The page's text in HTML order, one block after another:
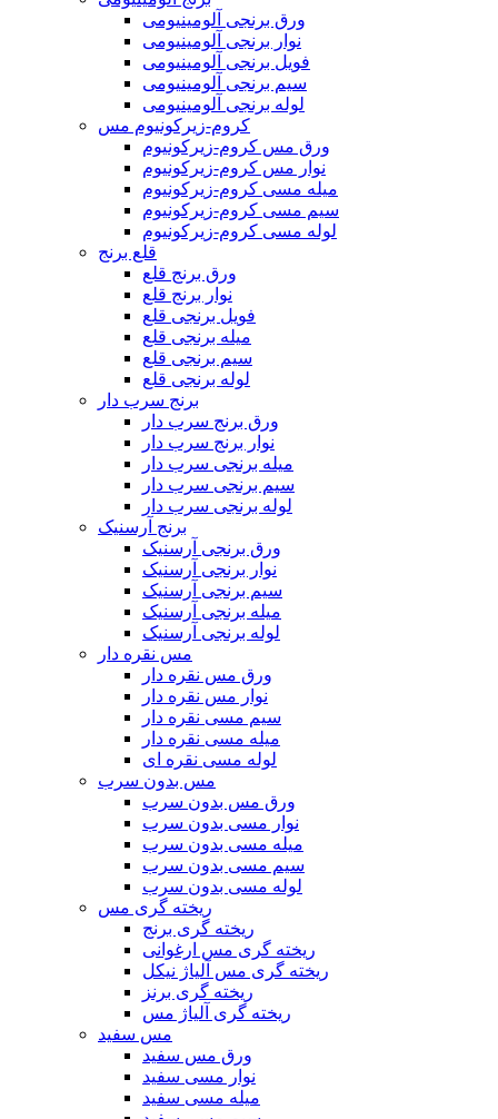
ورق برنجی آلومینیومی
نوار برنجی آلومینیومی
فویل برنجی آلومینیومی
سیم برنجی آلومینیومی
لوله برنجی آلومینیومی
کروم-زیرکونیوم مس
ورق مس کروم-زیرکونیوم
نوار مس کروم-زیرکونیوم
میله مسی کروم-زیرکونیوم
سیم مسی کروم-زیرکونیوم
لوله مسی کروم-زیرکونیوم
قلع برنج
ورق برنج قلع
نوار برنج قلع
فویل برنجی قلع
میله برنجی قلع
سیم برنجی قلع
لوله برنجی قلع
برنج سرب دار
ورق برنج سرب دار
نوار برنج سرب دار
میله برنجی سرب دار
سیم برنجی سرب دار
لوله برنجی سرب دار
برنج آرسنیک
ورق برنجی آرسنیک
نوار برنجی آرسنیک
سیم برنجی آرسنیک
میله برنجی آرسنیک
لوله برنجی آرسنیک
مس نقره دار
ورق مس نقره دار
نوار مس نقره دار
سیم مسی نقره دار
میله مسی نقره دار
لوله مسی نقره ای
مس بدون سرب
ورق مس بدون سرب
نوار مسی بدون سرب
میله مسی بدون سرب
سیم مسی بدون سرب
لوله مسی بدون سرب
ریخته گری مس
ریخته گری برنج
ریخته گری مس ارغوانی
ریخته گری مس آلیاژ نیکل
ریخته گری برنز
ریخته گری آلیاژ مس
مس سفید
ورق مس سفید
نوار مسی سفید
میله مسی سفید